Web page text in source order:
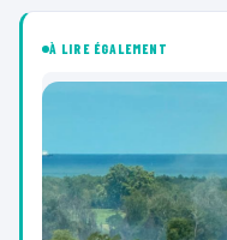
À LIRE ÉGALEMENT